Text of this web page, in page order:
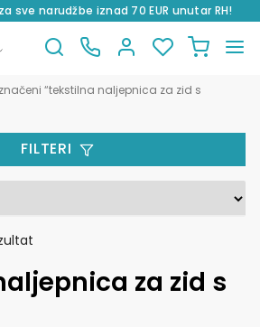
sve narudžbe iznad 70 EUR unutar RH!
“tekstilna naljepnica za zid s
za zid s
FILTERI